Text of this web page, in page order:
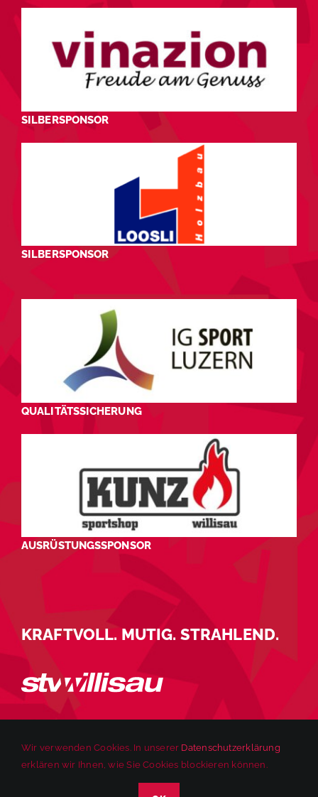
SILBERSPONSOR
SILBERSPONSOR
QUALITÄTSSICHERUNG
AUSRÜSTUNGSSPONSOR
KRAFTVOLL. MUTIG. STRAHLEND.
© 2025 STV Willisau | Alle Rechte vorbehalten. |
Wir verwenden Cookies. In unserer Datenschutzerklärung
erklären wir Ihnen, wie Sie Cookies blockieren können.